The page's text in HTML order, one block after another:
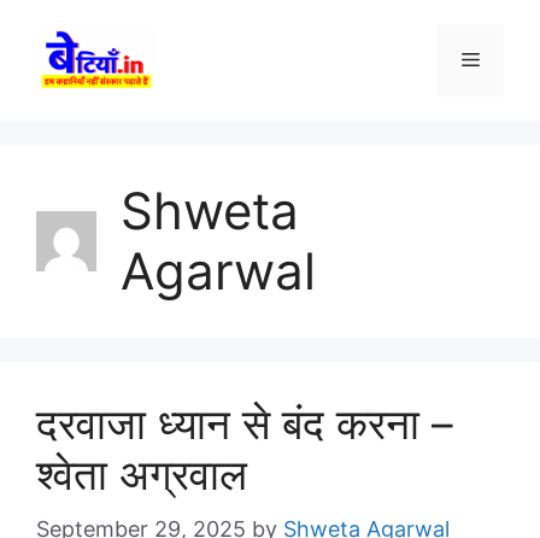
content
Menu
Shweta
Agarwal
दरवाजा ध्यान से बंद करना –
श्वेता अग्रवाल
September 29, 2025 by Shweta Agarwal